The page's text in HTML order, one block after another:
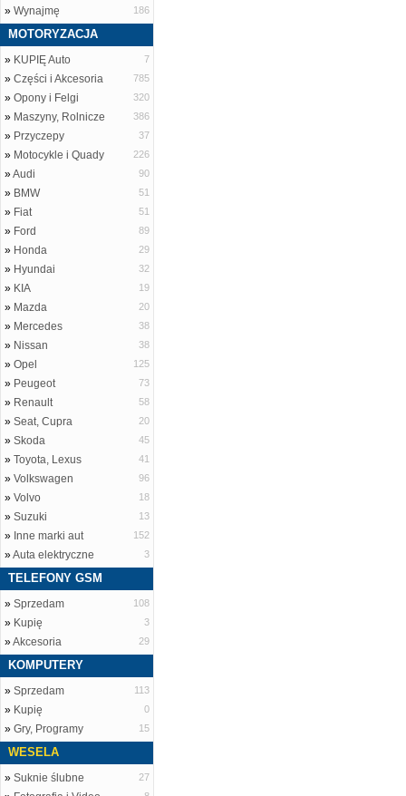
» Wynajmę 186
MOTORYZACJA
» KUPIĘ Auto 7
» Części i Akcesoria 785
» Opony i Felgi 320
» Maszyny, Rolnicze 386
» Przyczepy 37
» Motocykle i Quady 226
»Audi 90
» BMW 51
» Fiat 51
» Ford 89
» Honda 29
» Hyundai 32
» KIA 19
» Mazda 20
» Mercedes 38
» Nissan 38
» Opel 125
» Peugeot 73
» Renault 58
» Seat, Cupra 20
» Skoda 45
» Toyota, Lexus 41
» Volkswagen 96
» Volvo 18
» Suzuki 13
» Inne marki aut 152
»Auta elektryczne 3
TELEFONY GSM
» Sprzedam 108
» Kupię 3
»Akcesoria 29
KOMPUTERY
» Sprzedam 113
» Kupię 0
» Gry, Programy 15
WESELA
» Suknie ślubne 27